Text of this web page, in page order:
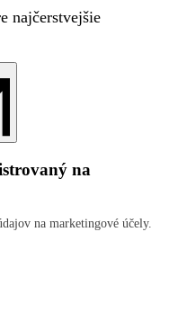
najčerstvejšie
na
na marketingové účely.